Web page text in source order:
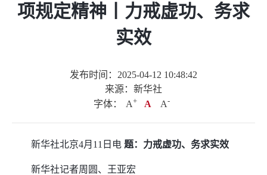
项规定精神丨力戒虚功、务求
实效
发布时间：2025-04-12 10:48:42
来源：新华社
字体：
A+ A A-
新华社北京4月11日电 题：力戒虚功、务求实效
新华社记者周圆、王亚宏